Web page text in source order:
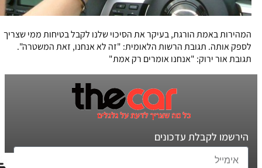
המהירות באמת הורגת, בעיקר את הסיכוי שלנו לקבל בטיחות ממי שצריך
לספק אותה. תגובת הרשות הלאומית: "זה לא אנחנו, זאת המשטרה".
תגובת אור ירוק: "אנחנו אומרים רק אמת"
הירשמו לקבלת עדכונים